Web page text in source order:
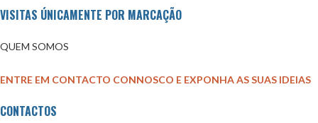
VISITAS ÚNICAMENTE POR MARCAÇÃO
QUEM SOMOS
ENTRE EM CONTACTO CONNOSCO E EXPONHA AS SUAS IDEIAS
CONTACTOS